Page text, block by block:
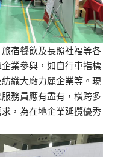
宿餐飲及長照社福等各
業參與，如自行車指標
織大廠力麗企業等。現
務員應有盡有，橫跨多
，為在地企業延攬優秀